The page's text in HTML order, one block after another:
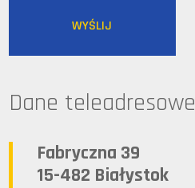
Dane teleadresowe
Fabryczna 39
15-482 Białystok